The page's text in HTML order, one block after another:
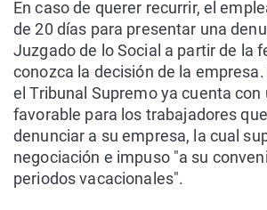
En caso de querer recurrir, el
de 20 días para presentar una
Juzgado de lo Social a partir de la
conozca la decisión de la
el Tribunal Supremo ya cuenta con
favorable para los trabajadores
denunciar a su empresa, la cual
negociación e impuso "a su
periodos vacacionales".